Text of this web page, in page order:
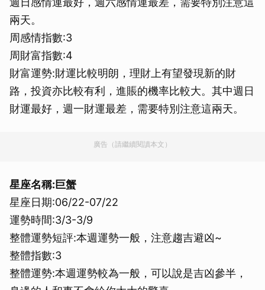
兩天。
周感情指數:3
周財富指數:4
財富運勢:財運比較明朗，理財上有望發現新的財
路，投資亦比較有利，進賬的機率比較大。其中週日
財運最好，週一財運最差，需要特別注意這兩天。
廣告（請繼續閱讀本文）
星座名稱:巨蟹
星座日期:06/22-07/22
運勢時間:3/3-3/9
整體運勢短評:本週運勢一般，注意趨吉避凶~
整體指數:3
整體運勢:本週運勢較為一般，可以說是吉凶參半，